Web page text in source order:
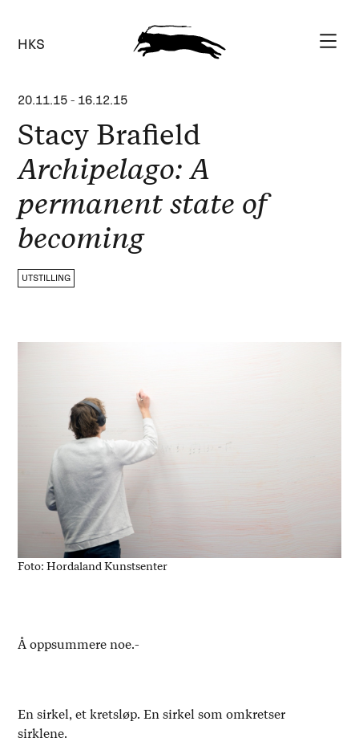
HKS
20.11.15 - 16.12.15
Stacy Brafield
Archipelago: A
permanent state of
becoming
UTSTILLING
Foto: Hordaland Kunstsenter
Å oppsummere noe.-
En sirkel, et kretsløp. En sirkel som omkretser
sirklene.